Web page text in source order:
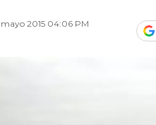
2015 04:06 PM